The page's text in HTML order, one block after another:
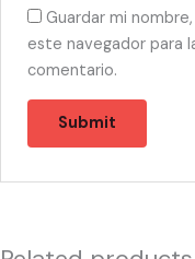
Guardar mi
este navegador para
comentario.